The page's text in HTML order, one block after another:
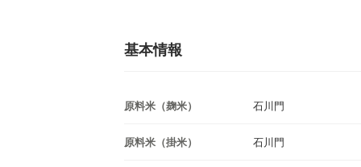
基本情報
原料米（麹米） 石川門
原料米（掛米） 石川門